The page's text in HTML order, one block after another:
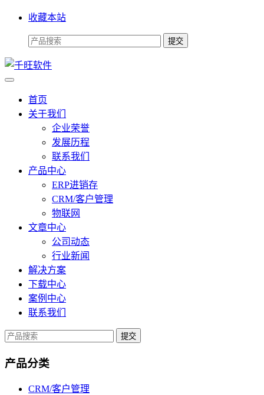
收藏本站
首页
关于我们
企业荣誉
发展历程
联系我们
产品中心
ERP进销存
CRM/客户管理
物联网
文章中心
公司动态
行业新闻
解决方案
下载中心
案例中心
联系我们
提交
产品分类
CRM/客户管理